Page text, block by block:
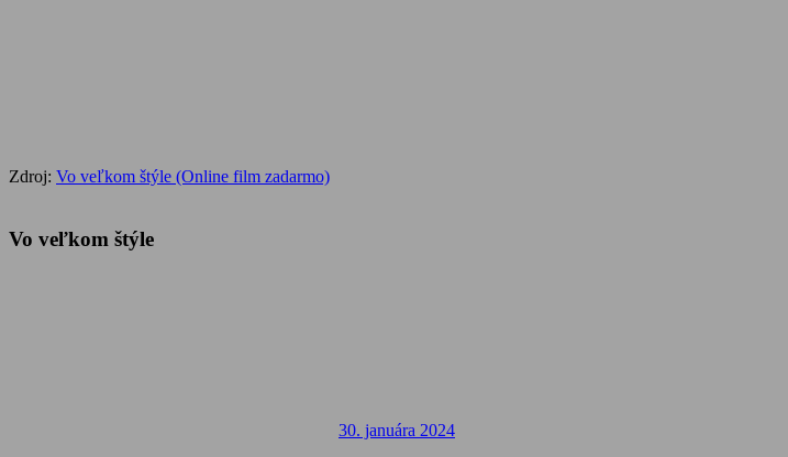
Zdroj: Vo veľkom štýle (Online film zadarmo)
Vo veľkom štýle
30. januára 2024